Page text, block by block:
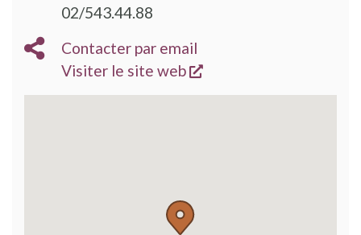
02/543.44.88
Contacter par email
Visiter le site web
s'ouvre dans une